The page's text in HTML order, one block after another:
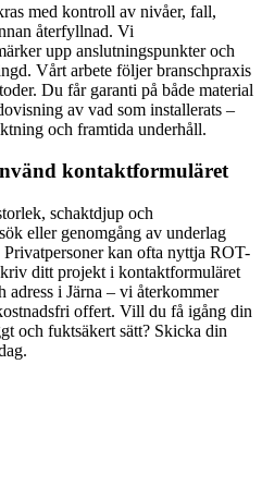
med kontroll av nivåer, fall,
återfyllnad. Vi
upp anslutningspunkter och
Vårt arbete följer branschpraxis
Du får garanti på både material
av vad som installerats –
och framtida underhåll.
kontaktformuläret
schaktdjup och
eller genomgång av underlag
kan ofta nyttja ROT-
ditt projekt i kontaktformuläret
adress i Järna – vi återkommer
offert. Vill du få igång din
och fuktsäkert sätt? Skicka din